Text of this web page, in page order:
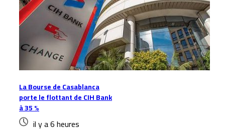
La Bourse de Casablanca
porte le flottant de CIH Bank
à 35 %
il y a 6 heures